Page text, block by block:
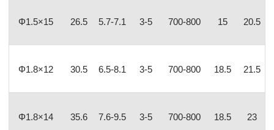
Φ1.5×15 26.5 5.7-7.1 3-5 700-800 15 20.5
Φ1.8×12 30.5 6.5-8.1 3-5 700-800 18.5 21.5
Φ1.8×14 35.6 7.6-9.5 3-5 700-800 18.5 23